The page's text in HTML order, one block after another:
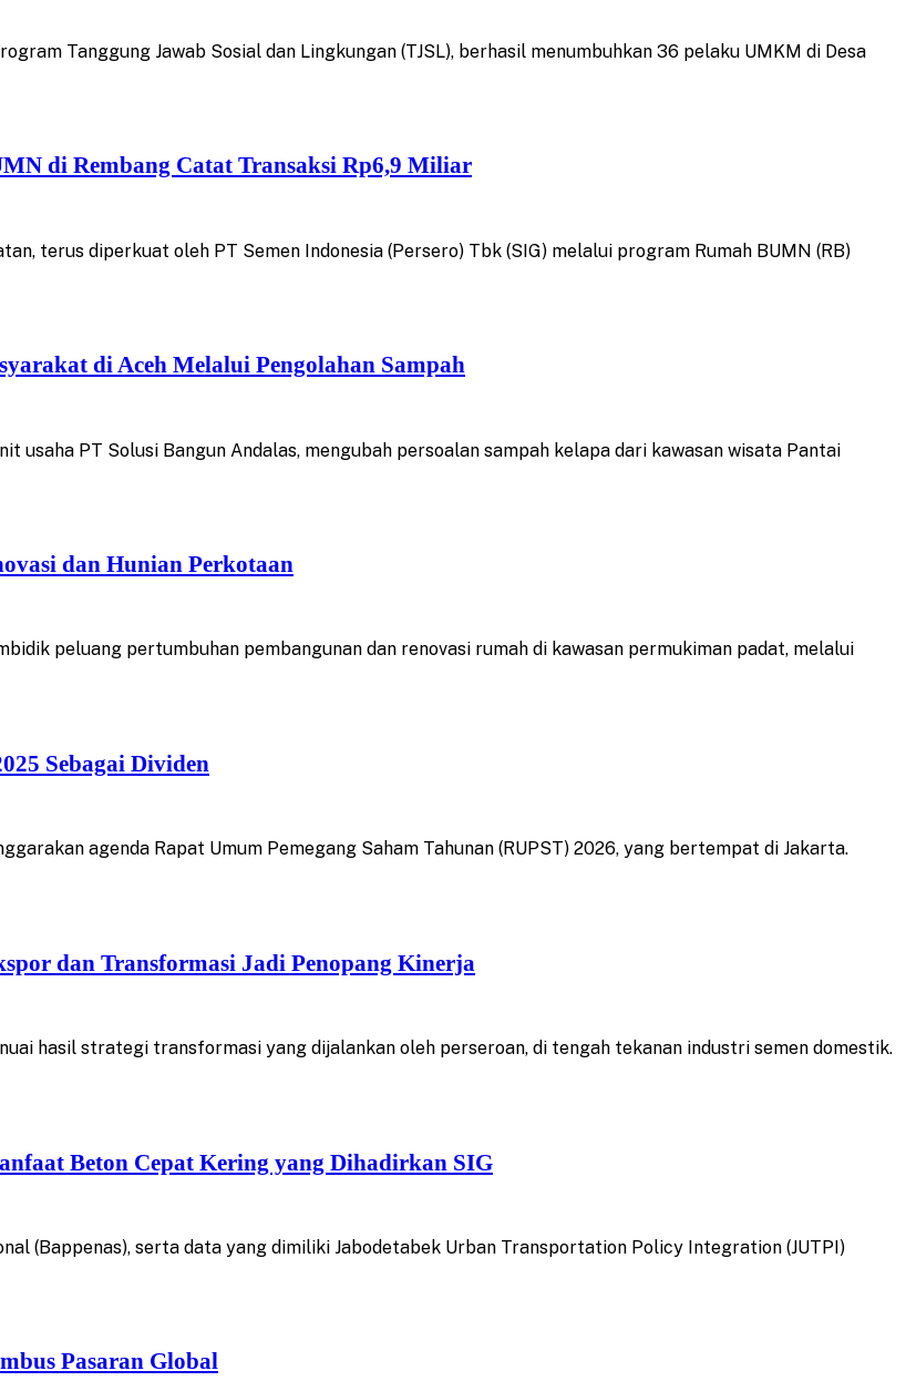
Tanggung Jawab Sosial dan Lingkungan (TJSL), berhasil menumbuhkan 36 pelaku UMKM di Desa
di Rembang Catat Transaksi Rp6,9 Miliar
terus diperkuat oleh PT Semen Indonesia (Persero) Tbk (SIG) melalui program Rumah BUMN (RB)
di Aceh Melalui Pengolahan Sampah
usaha PT Solusi Bangun Andalas, mengubah persoalan sampah kelapa dari kawasan wisata Pantai
dan Hunian Perkotaan
peluang pertumbuhan pembangunan dan renovasi rumah di kawasan permukiman padat, melalui
Sebagai Dividen
agenda Rapat Umum Pemegang Saham Tahunan (RUPST) 2026, yang bertempat di Jakarta.
dan Transformasi Jadi Penopang Kinerja
hasil strategi transformasi yang dijalankan oleh perseroan, di tengah tekanan industri semen domestik.
Beton Cepat Kering yang Dihadirkan SIG
(Bappenas), serta data yang dimiliki Jabodetabek Urban Transportation Policy Integration (JUTPI)
Pasaran Global